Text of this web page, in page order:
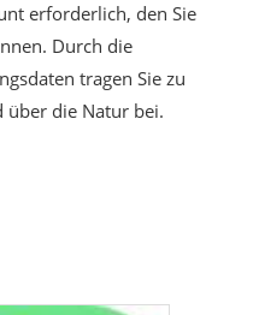
erforderlich, den Sie
Durch die
tragen Sie zu
über die Natur bei.